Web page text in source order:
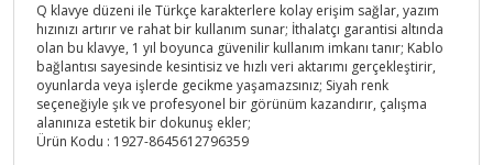
Q klavye düzeni ile Türkçe karakterlere kolay erişim sağlar, yazım
hızınızı artırır ve rahat bir kullanım sunar; İthalatçı garantisi altında
olan bu klavye, 1 yıl boyunca güvenilir kullanım imkanı tanır; Kablo
bağlantısı sayesinde kesintisiz ve hızlı veri aktarımı gerçekleştirir,
oyunlarda veya işlerde gecikme yaşamazsınız; Siyah renk
seçeneğiyle şık ve profesyonel bir görünüm kazandırır, çalışma
alanınıza estetik bir dokunuş ekler;
Ürün Kodu : 1927-8645612796359